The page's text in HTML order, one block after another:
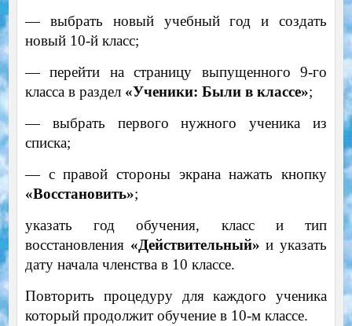
— выбрать новый учебный год и создать
новый 10-й класс;
— перейти на страницу выпущенного 9-го
класса в раздел «Ученики: Были в классе»;
— выбрать первого нужного ученика из
списка;
— с правой стороны экрана нажать кнопку
«Восстановить»;
указать год обучения, класс и тип
восстановления «Действительный» и указать
дату начала членства в 10 классе.
Повторить процедуру для каждого ученика
который продолжит обучение в 10-м классе.